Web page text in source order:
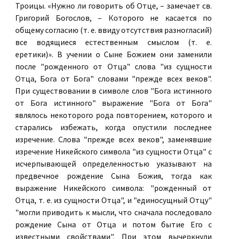
Троицы. «Нужно ли говорить об Отце, – замечает св.
Григорий Богослов, – Которого не касается по
общему согласию (т. е. ввиду отсутствия разногласий)
все водящиеся естественным смыслом (т. е.
еретики)». В учении о Сыне Божием они заменили
после "рожденного от Отца" слова "из сущности
Отца, Бога от Бога" словами "прежде всех веков".
При существовании в символе слов "Бога истинного
от Бога истинного" выражение "Бога от Бога"
являлось некоторого рода повторением, которого и
старались избежать, когда опустили последнее
изречение. Слова "прежде всех веков", заменявшие
изречение Никейского символа "из сущности Отца" с
исчерпывающей определенностью указывают на
предвечное рождение Сына Божия, тогда как
выражение Никейского символа: "рожденный от
Отца, т. е. из сущности Отца", и "единосущный Отцу"
"могли приводить к мысли, что сначала последовало
рождение Сына от Отца и потом бытие Его с
известными свойствами". При этом вычеркнули